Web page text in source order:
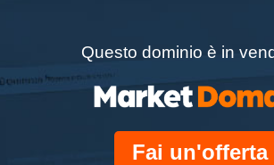
Questo dominio è in
Fai un'offerta